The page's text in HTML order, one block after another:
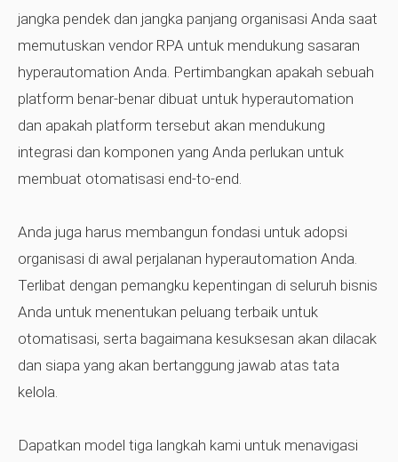
jangka pendek dan jangka panjang organisasi Anda saat
memutuskan vendor RPA untuk mendukung sasaran
hyperautomation Anda. Pertimbangkan apakah sebuah
platform benar-benar dibuat untuk hyperautomation
dan apakah platform tersebut akan mendukung
integrasi dan komponen yang Anda perlukan untuk
membuat otomatisasi end-to-end.
Anda juga harus membangun fondasi untuk adopsi
organisasi di awal perjalanan hyperautomation Anda.
Terlibat dengan pemangku kepentingan di seluruh bisnis
Anda untuk menentukan peluang terbaik untuk
otomatisasi, serta bagaimana kesuksesan akan dilacak
dan siapa yang akan bertanggung jawab atas tata
kelola.
Dapatkan model tiga langkah kami untuk menavigasi